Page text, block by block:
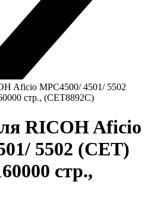
Aficio MPC4500/ 4501/ 5502
стр., (CET8892C)
RICOH Aficio
5502 (CET)
стр.,